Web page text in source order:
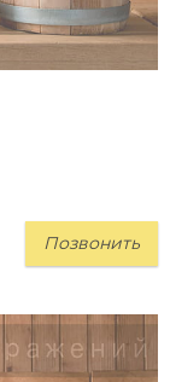
Позвонить